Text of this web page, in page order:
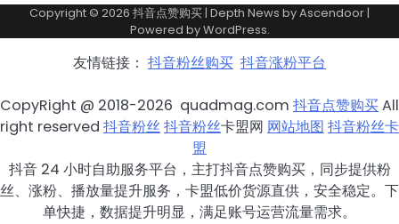
Copyright © 2026 抖音点赞购买| Depth News byAscendoor|
Powered byWordPress.
友情链接： 抖音粉丝购买 抖音涨粉平台
CopyRight @ 2018-2026 quadmag.com 抖音点赞购买All
right reserved 抖音粉丝抖音粉丝卡盟网 网站地图 抖音粉丝卡
盟
抖音 24 小时自助服务平台，主打抖音点赞购买，同步提供粉
丝、涨粉、播放量提升服务，卡盟低价货源直供，安全稳定。下
单快捷，数据提升明显，满足账号运营流量需求。